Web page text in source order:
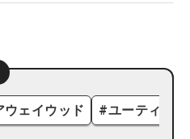
ウェイウッド #ユーティリ